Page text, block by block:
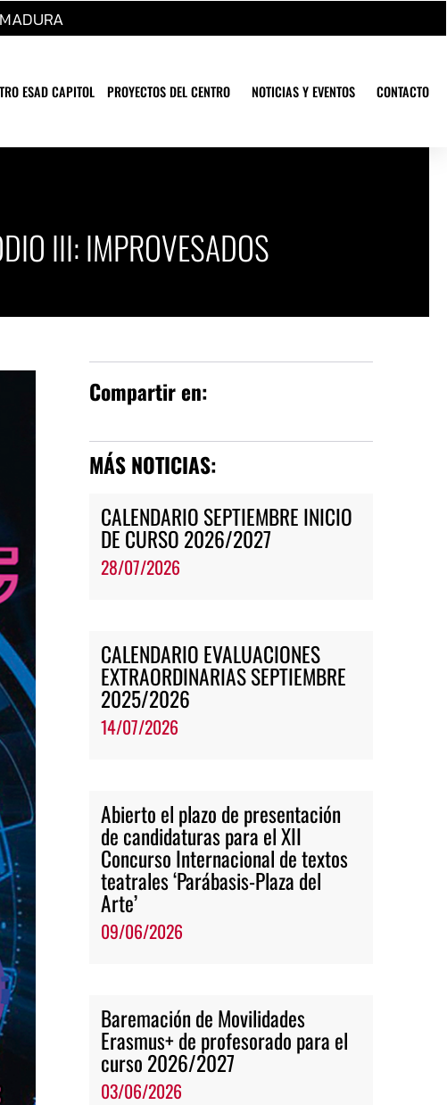
ESAD CAPITOL PROYECTOS DEL CENTRO NOTICIAS Y EVENTOS CONTACTO
III: IMPROVESADOS
Compartir en:
MÁS NOTICIAS:
CALENDARIO SEPTIEMBRE INICIO
DE CURSO 2026/2027
28/07/2026
CALENDARIO EVALUACIONES
EXTRAORDINARIAS SEPTIEMBRE
2025/2026
14/07/2026
Abierto el plazo de presentación
de candidaturas para el XII
Concurso Internacional de textos
teatrales ‘Parábasis-Plaza del
Arte’
09/06/2026
Baremación de Movilidades
Erasmus+ de profesorado para el
curso 2026/2027
03/06/2026